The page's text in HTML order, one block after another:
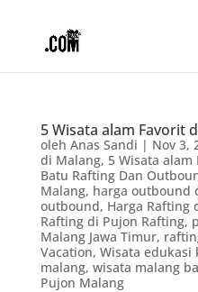
5 Wisata alam Favorit
oleh Anas Sandi | Nov 3,
di Malang, 5 Wisata
Batu Rafting Dan
Malang, harga outbound
outbound, Harga Rafting
Rafting di Pujon Rafting,
Malang Jawa Timur,
Vacation, Wisata edukasi
malang, wisata malang
Pujon Malang